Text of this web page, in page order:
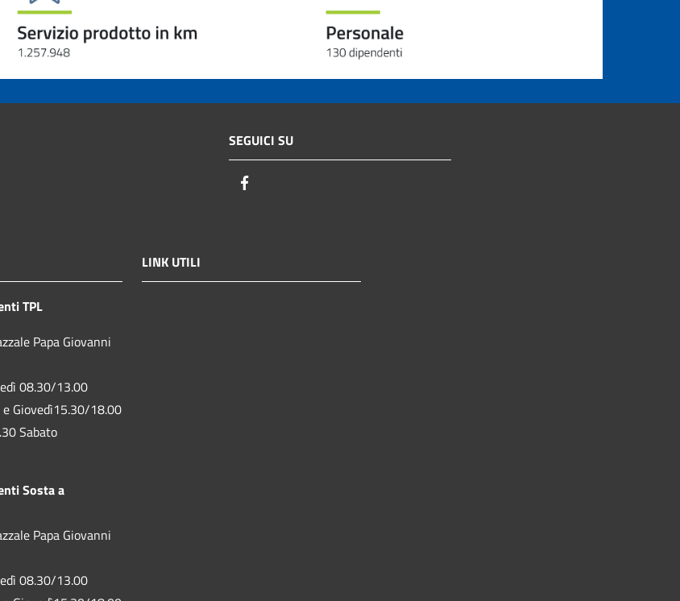
SEGUICI SU
TPL
Papa Giovanni
08.30/13.00
Giovedì15.30/18.00
Sabato
Sosta a
Papa Giovanni
08.30/13.00
LINK UTILI